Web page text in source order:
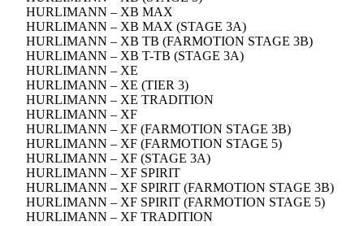
HURLIMANN – XB MAX
HURLIMANN – XB MAX (STAGE 3A)
HURLIMANN – XB TB (FARMOTION STAGE 3B)
HURLIMANN – XB T-TB (STAGE 3A)
HURLIMANN – XE
HURLIMANN – XE (TIER 3)
HURLIMANN – XE TRADITION
HURLIMANN – XF
HURLIMANN – XF (FARMOTION STAGE 3B)
HURLIMANN – XF (FARMOTION STAGE 5)
HURLIMANN – XF (STAGE 3A)
HURLIMANN – XF SPIRIT
HURLIMANN – XF SPIRIT (FARMOTION STAGE 3B)
HURLIMANN – XF SPIRIT (FARMOTION STAGE 5)
HURLIMANN – XF TRADITION